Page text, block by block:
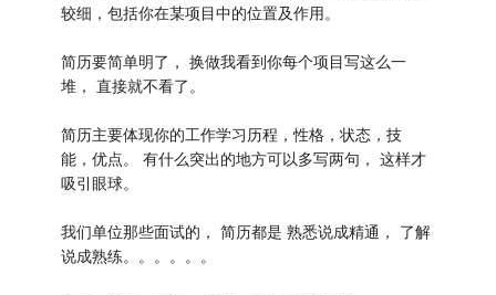
较细，包括你在某项目中的位置及作用。
简历要简单明了， 换做我看到你每个项目写这么一
堆， 直接就不看了。
简历主要体现你的工作学习历程，性格，状态，技
能，优点。 有什么突出的地方可以多写两句， 这样才
吸引眼球。
我们单位那些面试的， 简历都是 熟悉说成精通， 了解
说成熟练。。。。。。